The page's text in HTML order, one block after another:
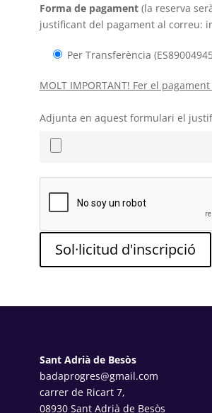
Forma de pagament(la reserva
justificant del pagament al correu:
Per Transferència
MOLT IMPORTANT! Fer el
Adjunta en aquest formulari el
Sol·licitud d'inscripció
Sant Adrià de Besòs
badaprogres@gmail.com
carrer de Ricart 7,
08930 Sant Adrià de Besòs